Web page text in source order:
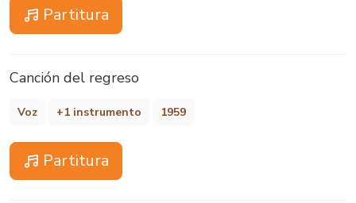
Partitura
Canción del regreso
Voz +1 instrumento 1959
Partitura